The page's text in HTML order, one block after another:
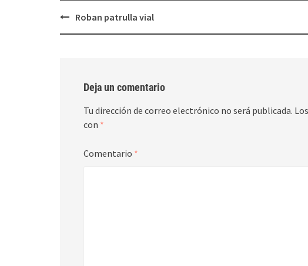
PostRoban patrulla vial
Deja un comentario
Tu dirección de correo electrónico no será publicada.
con *
Comentario *